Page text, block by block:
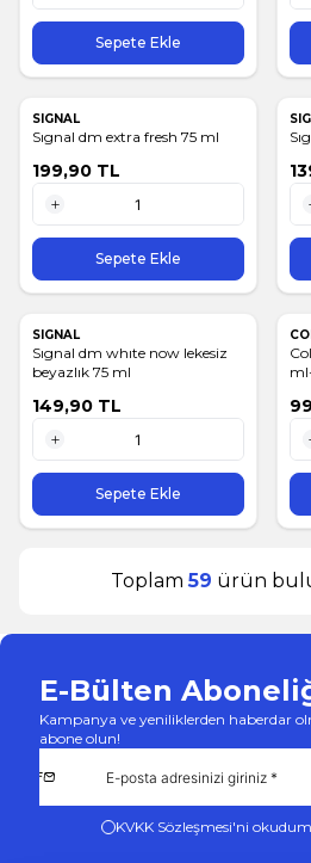
1 Adet
Sepete Ekle
1
SIGNAL
Sıgnal dm extra fresh 75 ml
199,90 TL
1 Adet
Sepete Ekle
1
SIGNAL
Sıgnal dm whıte now lekesiz
beyazlık 75 ml
149,90 TL
1 Adet
Sepete Ekle
1
Toplam59 ürün
E-Bülten
Kampanya ve yeniliklerden haberdar
abone olun!
KVKK Sözleşmesi'ni